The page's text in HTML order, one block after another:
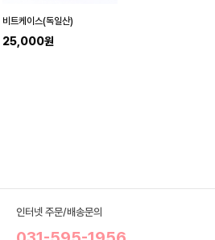
비트케이스(독일산)
25,000원
인터넷 주문/배송문의